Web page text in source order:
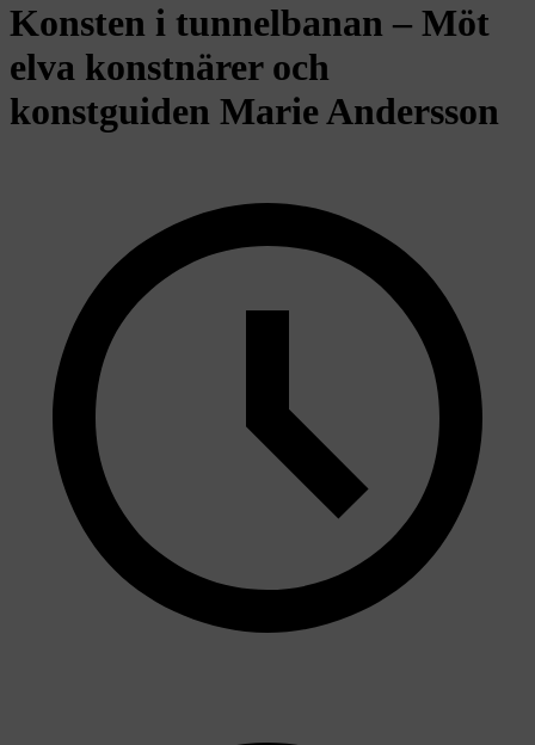
Konsten i tunnelbanan – Möt
elva konstnärer och
konstguiden Marie Andersson